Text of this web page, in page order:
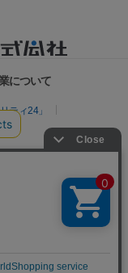
について
ティ24」